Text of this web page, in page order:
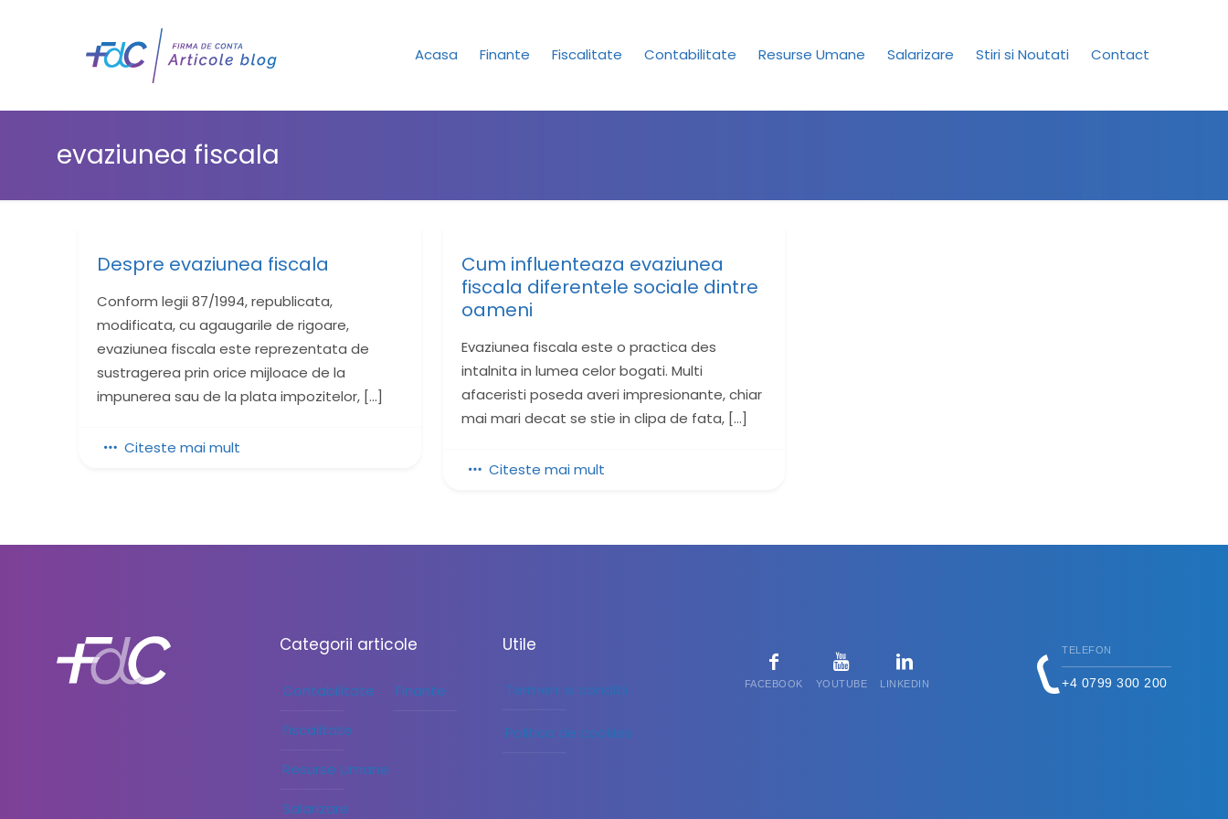
Acasa Finante Fiscalitate Contabilitate Resurse Umane Salarizare Stiri si Noutati Contact
evaziunea fiscala
Despre evaziunea fiscala
Conform legii 87/1994, republicata,
modificata, cu agaugarile de rigoare,
evaziunea fiscala este reprezentata de
sustragerea prin orice mijloace de la
impunerea sau de la plata impozitelor,[…]
Citeste mai mult
Cum influenteaza evaziunea
fiscala diferentele sociale dintre
oameni
Evaziunea fiscala este o practica des
intalnita in lumea celor bogati. Multi
afaceristi poseda averi impresionante, chiar
mai mari decat se stie in clipa de fata,[…]
Citeste mai mult
Categorii articole
Contabilitate Finante
Fiscalitate
Resurse Umane
Salarizare
Utile
Termeni si conditii
Politica de cookies
FACEBOOK YOUTUBE LINKEDIN
TELEFON
+4 0799 300 200